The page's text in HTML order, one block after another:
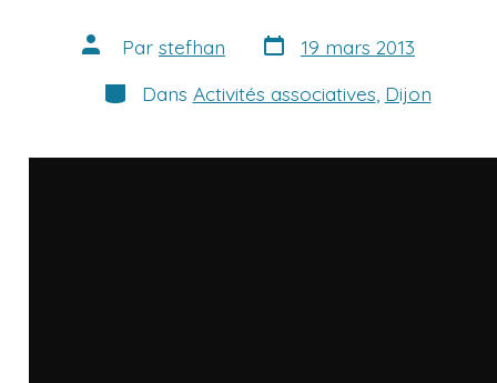
Auteur
de
publication
Par stefhan Date
de
19 mars 2013
Catégories
Dans Activités associatives Dijon